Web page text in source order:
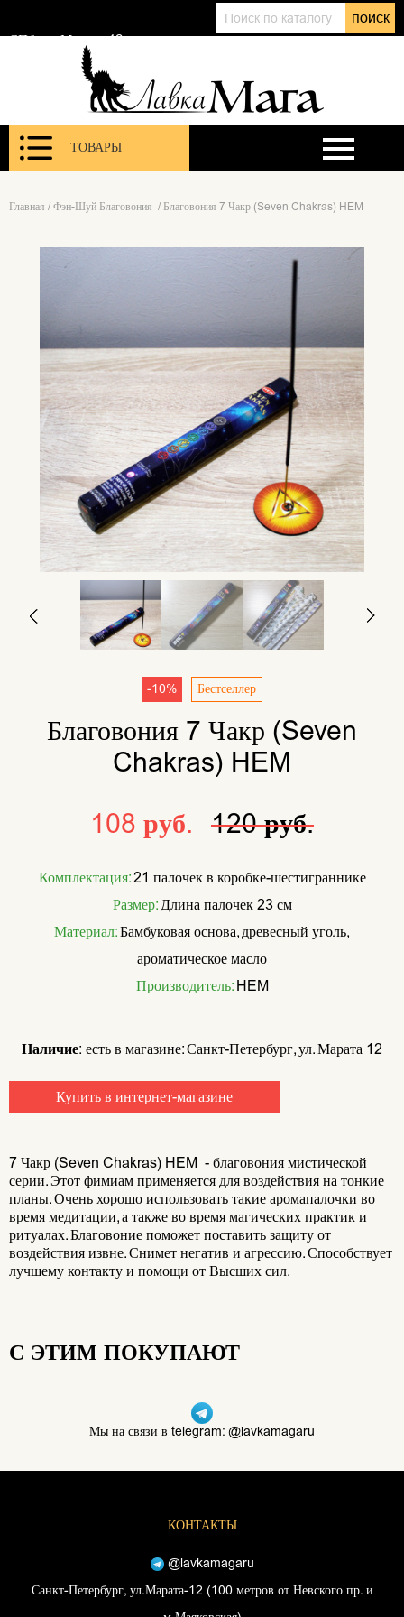
поиск
СПб, ул. Марата 12
ТОВАРЫ
Главная / Фэн-Шуй Благовония / Благовония 7 Чакр (Seven Chakras) HEM
-10% Бестселлер
Благовония 7 Чакр (Seven
Chakras) HEM
108 руб.
120 руб.
Комплектация:21 палочек в коробке-шестиграннике
Размер:Длина палочек 23 см
Материал:Бамбуковая основа, древесный уголь,
ароматическое масло
Производитель:HEM
Наличие: есть в магазине: Санкт-Петербург, ул. Марата 12
Купить в интернет-магазине
7 Чакр (Seven Chakras) HEM - благовония мистической
серии. Этот фимиам применяется для воздействия на тонкие
планы. Очень хорошо использовать такие аромапалочки во
время медитации, а также во время магических практик и
ритуалах. Благовоние поможет поставить защиту от
воздействия извне. Снимет негатив и агрессию. Способствует
лучшему контакту и помощи от Высших сил.
С ЭТИМ ПОКУПАЮТ
Мы на связи в telegram: @lavkamagaru
КОНТАКТЫ
@lavkamagaru
Санкт-Петербург, ул.Марата-12 (100 метров от Невского пр. и